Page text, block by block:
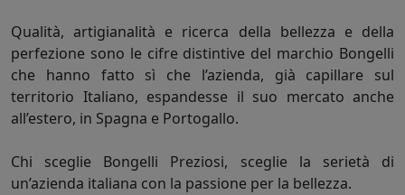
Qualità, artigianalità e ricerca della bellezza e della
perfezione sono le cifre distintive del marchio Bongelli
che hanno fatto sì che l’azienda, già capillare sul
territorio Italiano, espandesse il suo mercato anche
all’estero, in Spagna e Portogallo.
Chi sceglie Bongelli Preziosi, sceglie la serietà di
un’azienda italiana con la passione per la bellezza.